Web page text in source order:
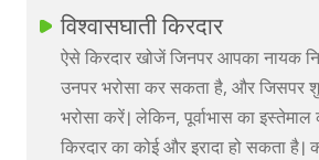
विश्वासघाती किरदार
ऐसे किरदार खोजें जिनपर आपका नायक
उनपर भरोसा कर सकता है, और जिसपर
भरोसा करें। लेकिन, पूर्वाभास का
किरदार का कोई और इरादा हो सकता